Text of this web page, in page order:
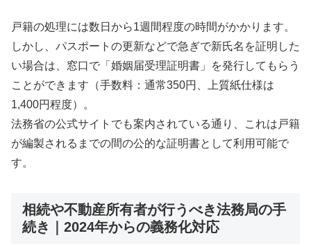
戸籍の処理には数日から1週間程度の時間がかかります。
しかし、パスポートの更新などで急ぎで新氏名を証明した
い場合は、窓口で「婚姻届受理証明書」を発行してもらう
ことができます（手数料：通常350円、上質紙仕様は
1,400円程度）。
法務省の公式サイトでも案内されている通り、これは戸籍
が編製されるまでの間の公的な証明書として利用可能で
す。
相続や不動産所有者が行うべき法務局の手
続き｜2024年からの義務化対応